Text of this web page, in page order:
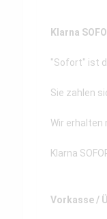
Klarna
"Sofort" ist
Sie zahlen
Wir erhalten
Klarna
Vorkasse /